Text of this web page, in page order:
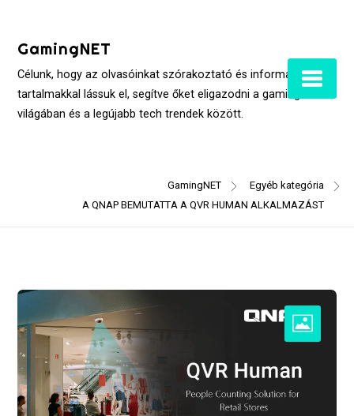
contentGamingNET
Célunk, hogy az olvasóinkat szórakoztató és informatív
tartalmakkal lássuk el, segítve őket eligazodni a gaming
világában és a legújabb tech trendek között.
GamingNET
Egyéb kategória
A QNAP BEMUTATTA A QVR HUMAN ALKALMAZÁST